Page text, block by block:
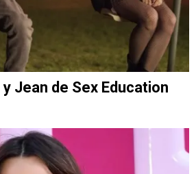
Jean de Sex Education